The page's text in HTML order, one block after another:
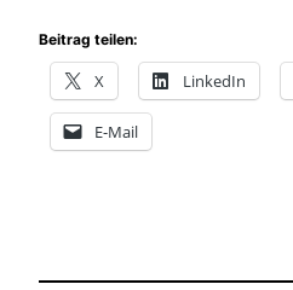
Beitrag teilen:
X LinkedIn
E-Mail